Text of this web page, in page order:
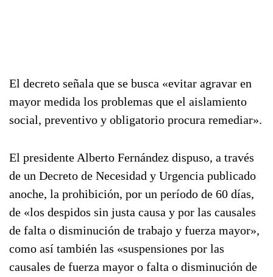
El decreto señala que se busca «evitar agravar en
mayor medida los problemas que el aislamiento
social, preventivo y obligatorio procura remediar».
El presidente Alberto Fernández dispuso, a través
de un Decreto de Necesidad y Urgencia publicado
anoche, la prohibición, por un período de 60 días,
de «los despidos sin justa causa y por las causales
de falta o disminución de trabajo y fuerza mayor»,
como así también las «suspensiones por las
causales de fuerza mayor o falta o disminución de